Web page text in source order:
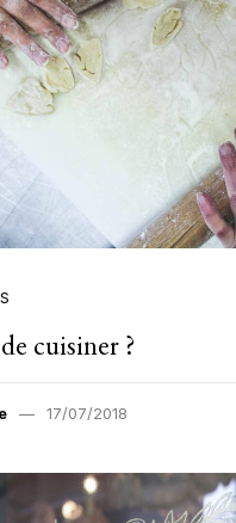
cuisiner ?
17/07/2018